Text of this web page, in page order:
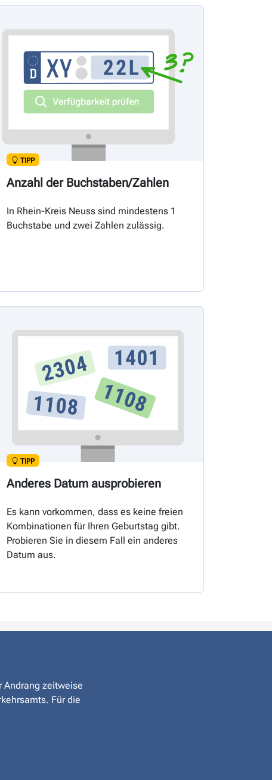
TIPP
Anzahl der Buchstaben/Zahlen
In Rhein-Kreis Neuss sind mindestens 1
Buchstabe und zwei Zahlen zulässig.
TIPP
Anderes Datum ausprobieren
Es kann vorkommen, dass es keine freien
Kombinationen für Ihren Geburtstag gibt.
Probieren Sie in diesem Fall ein anderes
Datum aus.
Andrang zeitweise
Für die